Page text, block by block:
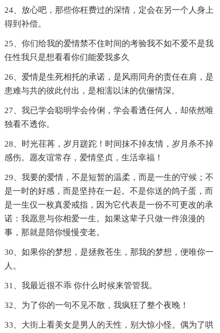
24、放心吧，那些你枉费过的深情，定会在另一个人身上
得到补偿。
25、你们给我的爱情禁不住时间的考验我不如不爱不是我
任性我只是想看看你们能爱我多久
26、爱情是生死相托的承诺，是风雨同舟的责任在肩，是
患难与共的彼此付出，是相濡以沫的伉俪情深。
27、我已学会聪明学会伶俐，学会看透任何人，却依然唯
独看不透你。
28、时光荏苒，岁月蹉跎！时间抹不掉友情，岁月杀不掉
感伤。愿友谊常存，爱情坚贞，生活幸福！
29、我要的爱情，不是短暂的温柔，而是一生的守候；不
是一时的好感，而是坚持在一起。不是你送的鸽子蛋，而
是一生仅一枚真爱戒指，因为它代表是一份不可更改的承
诺：我愿意与你相爱一生。如果这辈子只做一件浪漫的
事，那就是陪你慢慢变老。
30、如果你的梦想，是拯救苍生，那我的梦想，便唯你一
人。
31、我最近很不乖 你什么时候来管管我。
32、为了你的一句不见不散，我疯狂了整个夜晚！
33、大街上看美女是男人的天性，别大惊小怪。偶为了哄